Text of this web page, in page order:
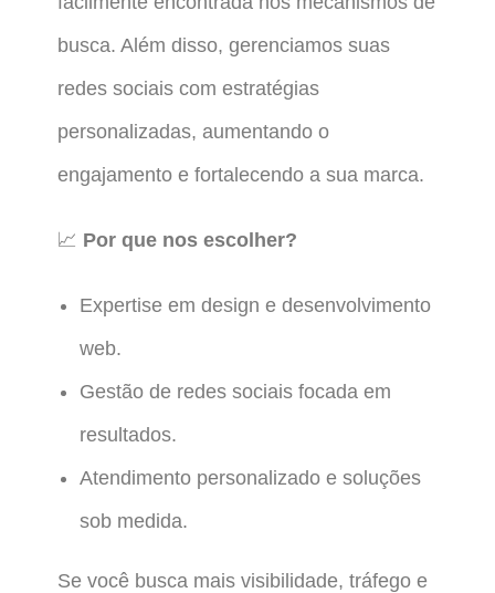
busca. Além disso, gerenciamos suas
redes sociais com estratégias
personalizadas, aumentando o
engajamento e fortalecendo a sua marca.
📈 Por que nos escolher?
Expertise em design e desenvolvimento
web.
Gestão de redes sociais focada em
resultados.
Atendimento personalizado e soluções
sob medida.
Se você busca mais visibilidade, tráfego e